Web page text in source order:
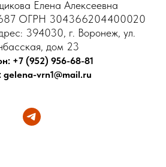
Елена Алексеевна
ОГРН 304366204400020
394030, г. Воронеж, ул.
дом 23
+7 (952) 956-68-81
gelena-vrn1@mail.ru